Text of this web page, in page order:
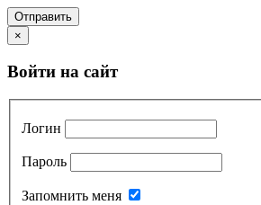
Отправить
×
Войти на сайт
Логин
Пароль
Запомнить меня